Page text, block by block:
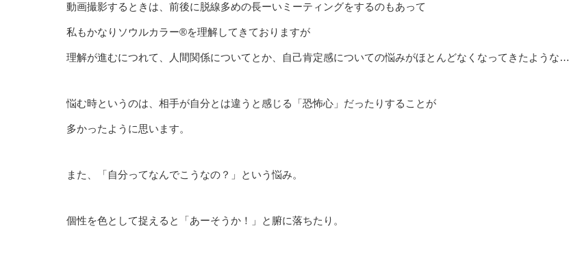
動画撮影するときは、前後に脱線多めの長ーいミーティングをするのもあって
私もかなりソウルカラー®︎を理解してきておりますが
理解が進むにつれて、人間関係についてとか、自己肯定感についての悩みがほとんどなくなってきたような…
悩む時というのは、相手が自分とは違うと感じる「恐怖心」だったりすることが
多かったように思います。
また、「自分ってなんでこうなの？」という悩み。
個性を色として捉えると「あーそうか！」と腑に落ちたり。